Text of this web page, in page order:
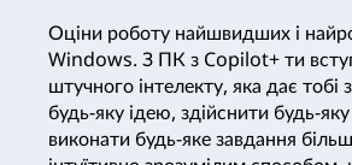
Оціни роботу найшвидших і
Windows. З ПК з Copilot+ ти
штучного інтелекту, яка дає тобі
будь-яку ідею, здійснити будь-
виконати будь-яке завдання